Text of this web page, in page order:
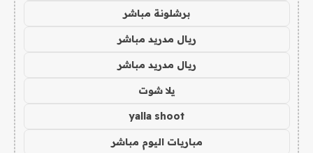
برشلونة مباشر
ريال مدريد مباشر
ريال مدريد مباشر
يلا شوت
yalla shoot
مباريات اليوم مباشر